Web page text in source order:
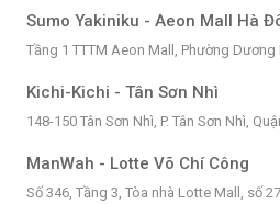
Sumo Yakiniku - Aeon Mall Hà
Tầng 1 TTTM Aeon Mall, Phường Dương
Kichi-Kichi - Tân Sơn Nhì
148-150 Tân Sơn Nhì, P. Tân Sơn Nhì,
ManWah - Lotte Võ Chí Công
Số 346, Tầng 3, Tòa nhà Lotte Mall, số